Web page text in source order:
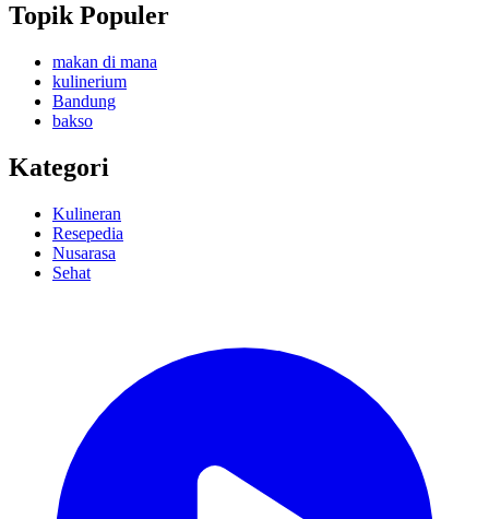
Topik Populer
makan di mana
kulinerium
Bandung
bakso
Kategori
Kulineran
Resepedia
Nusarasa
Sehat